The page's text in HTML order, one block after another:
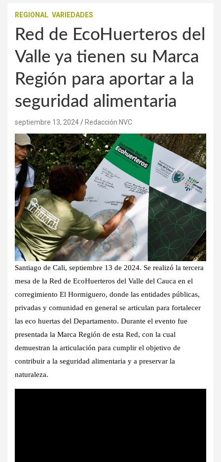
REGIONAL VARIEDADES
Red de EcoHuerteros del
Valle ya tienen su Marca
Región para aportar a la
seguridad alimentaria
septiembre 13, 2024 Redacción NVC
Santiago de Cali, septiembre 13 de 2024. Se realizó la tercera
mesa de la Red de EcoHuerteros del Valle del Cauca en el
corregimiento El Hormiguero, donde las entidades públicas,
privadas y comunidad en general se articulan para fortalecer
las eco huertas del Departamento. Durante el evento fue
presentada la Marca Región de esta Red, con la cual
demuestran la articulación para cumplir el objetivo de
contribuir a la seguridad alimentaria y a preservar la
naturaleza.